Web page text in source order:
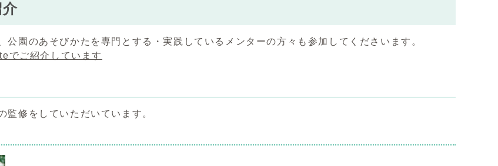
公園のあそびかたを専門とする・実践しているメンターの方々も参加してくださいます。
でご紹介しています
監修をしていただいています。